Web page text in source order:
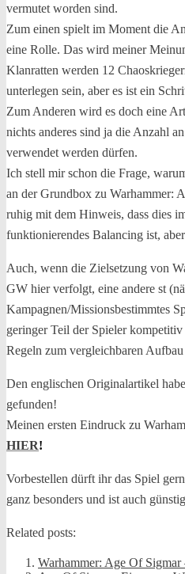
vermutet worden sind.
Zum einen spielt im Moment die
eine Rolle. Das wird meiner
Klanratten werden 12
unterlegen sein, aber es ist ein
Zum Anderen wird es doch eine
nichts anderes sind ja die Anzahl
verwendet werden dürfen.
Ich stell mir schon die Frage,
an der Grundbox zu Warhammer:
ruhig mit dem Hinweis, dass dies
funktionierendes Balancing ist,
Auch, wenn die Zielsetzung von
GW hier verfolgt, eine andere st
Kampagnen/Missionsbestimmtes
geringer Teil der Spieler
Regeln zum vergleichbaren
Den englischen Originalartikel
gefunden!
Meinen ersten Eindruck zu
HIER!
Vorbestellen dürft ihr das Spiel
ganz besonders und ist auch günstig
Related posts:
Warhammer: Age Of Sigmar